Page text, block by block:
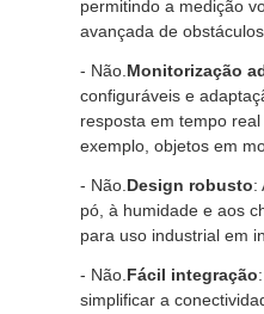
permitindo a medição
avançada de obstáculos.
- Não. Monitorização
configuráveis e
resposta em tempo
exemplo, objetos em
- Não. Design robusto:
pó, à humidade e aos
para uso industrial em
- Não. Fácil integração
simplificar a